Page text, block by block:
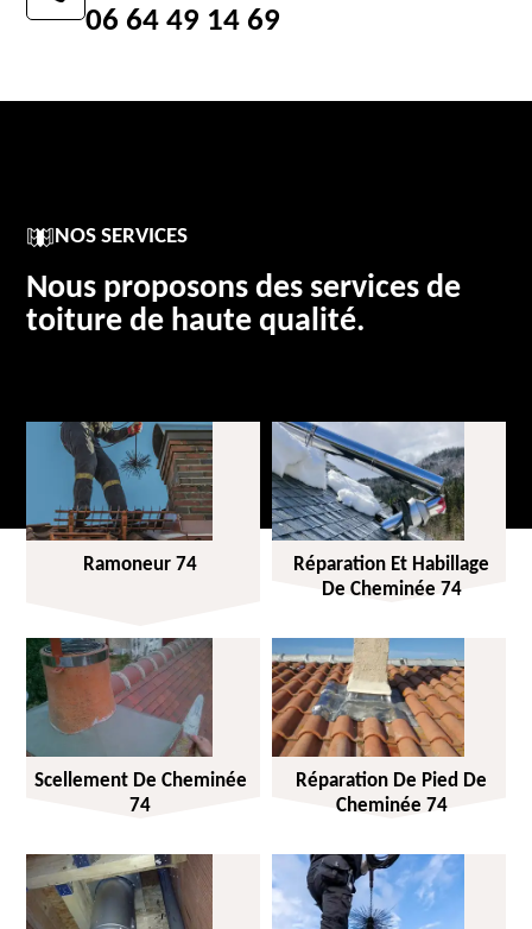
06 64 49 14 69
NOS SERVICES
Nous proposons des services de
toiture de haute qualité.
Ramoneur 74
Réparation Et Habillage
De Cheminée 74
Scellement De Cheminée
74
Réparation De Pied De
Cheminée 74